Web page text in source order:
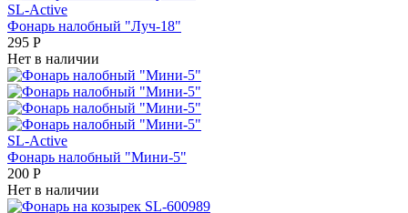
SL-Active
Фонарь налобный "Луч-18"
295 Р
Нет в наличии
SL-Active
Фонарь налобный "Мини-5"
200 Р
Нет в наличии